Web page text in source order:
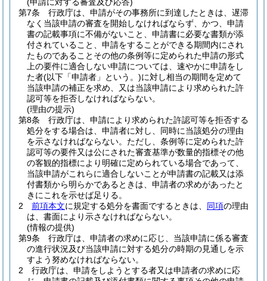
第7条
行政庁は、申請がその事務所に到達したときは、遅滞
なく当該申請の審査を開始しなければならず、かつ、申請
書の記載事項に不備がないこと、申請書に必要な書類が添
付されていること、申請をすることができる期間内にされ
たものであることその他の条例等に定められた申請の形式
上の要件に適合しない申請については、速やかに申請をし
た者(以下「申請者」という。)に対し相当の期間を定めて
当該申請の補正を求め、又は当該申請により求められた許
認可等を拒否しなければならない。
(理由の提示)
第8条
行政庁は、申請により求められた許認可等を拒否する
処分をする場合は、申請者に対し、同時に当該処分の理由
を示さなければならない。 ただし、条例等に定められた許
認可等の要件又は公にされた審査基準が数量的指標その他
の客観的指標により明確に定められている場合であって、
当該申請がこれらに適合しないことが申請書の記載又は添
付書類から明らかであるときは、申請者の求めがあったと
きにこれを示せば足りる。
2
前項本文に規定する処分を書面でするときは、 同項の理由
は、書面により示さなければならない。
(情報の提供)
第9条
行政庁は、申請者の求めに応じ、当該申請に係る審査
の進行状況及び当該申請に対する処分の時期の見通しを示
すよう努めなければならない。
2
行政庁は、申請をしようとする者又は申請者の求めに応